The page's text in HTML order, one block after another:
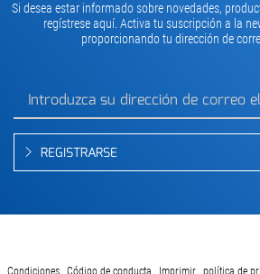
Si desea estar informado sobre novedades,
regístrese aquí. Activa tu suscripción a la
proporcionando tu dirección de
REGISTRARSE